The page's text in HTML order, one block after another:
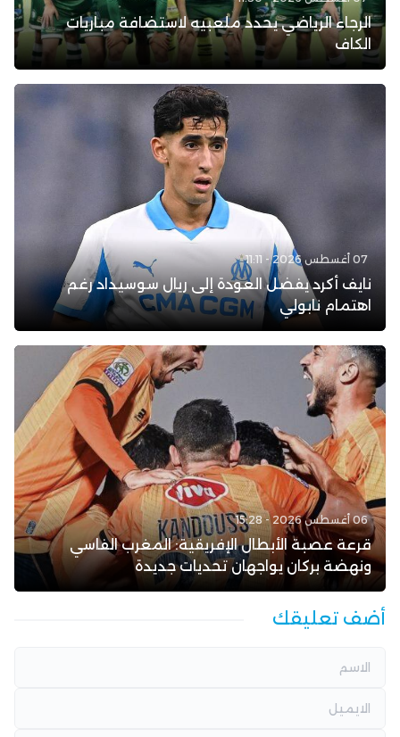
الرجاء الرياضي يحدد ملعبيه لاستضافة مباريات
الكاف
07 أغسطس 2026 - 11:11
نايف أكرد يفضل العودة إلى ريال سوسيداد رغم
اهتمام نابولي
06 أغسطس 2026 - 15:28
قرعة عصبة الأبطال الإفريقية: المغرب الفاسي
ونهضة بركان يواجهان تحديات جديدة
أضف تعليقك